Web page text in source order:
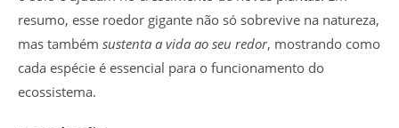
resumo, esse roedor gigante não só sobrevive na natureza,
mas também sustenta a vida ao seu redor, mostrando como
cada espécie é essencial para o funcionamento do
ecossistema.